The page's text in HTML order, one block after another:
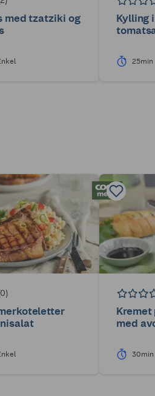
med tzatziki og
Kylling
25min
med
30min